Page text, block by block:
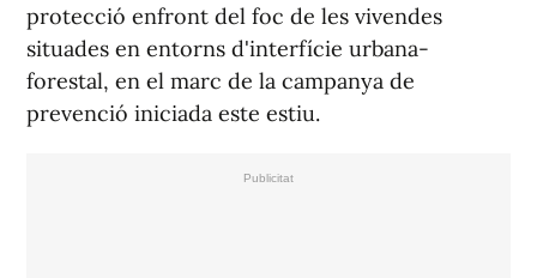
protecció enfront del foc de les vivendes
situades en entorns d'interfície urbana-
forestal, en el marc de la campanya de
prevenció iniciada este estiu.